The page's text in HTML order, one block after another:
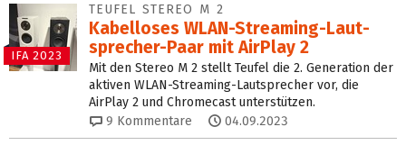
IFA 2023
TEUFEL STEREO M 2
Kabelloses WLAN-Streaming-Laut­
sprecher-Paar mit AirPlay 2
Mit den Stereo M 2 stellt Teufel die 2. Generation der
aktiven WLAN-Streaming-Lautsprecher vor, die
AirPlay 2 und Chromecast unterstützen.
9 Kommentare 04.09.2023